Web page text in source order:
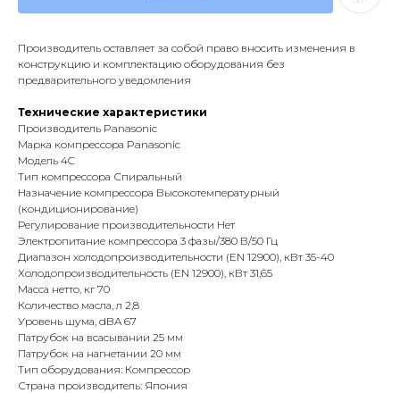
Производитель оставляет за собой право вносить изменения в
конструкцию и комплектацию оборудования без
предварительного уведомления
Технические характеристики
Производитель Panasonic
Марка компрессора Panasonic
Модель 4C
Тип компрессора Спиральный
Назначение компрессора Высокотемпературный
(кондиционирование)
Регулирование производительности Нет
Электропитание компрессора 3 фазы/380 В/50 Гц
Диапазон холодопроизводительности (EN 12900), кВт 35-40
Холодопроизводительность (EN 12900), кВт 31,65
Масса нетто, кг 70
Количество масла, л 2,8
Уровень шума, dBA 67
Патрубок на всасывании 25 мм
Патрубок на нагнетании 20 мм
Тип оборудования: Компрессор
Страна производитель: Япония